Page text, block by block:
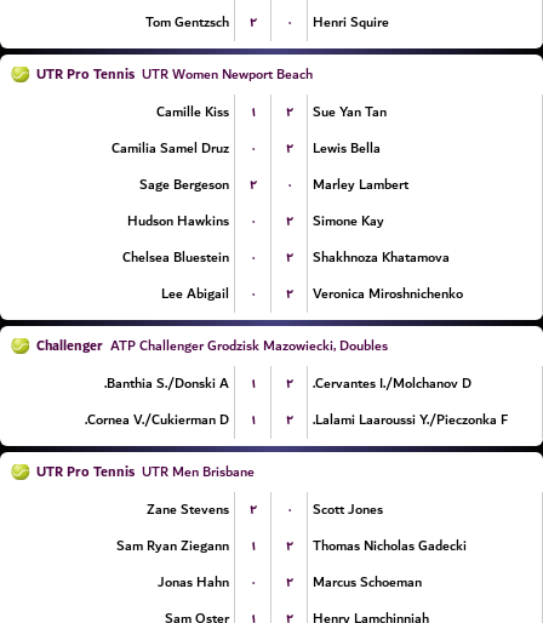
Tom Gentzsch
۲ ۰ Henri Squire
UTR Pro Tennis UTR Women Newport Beach
Camille Kiss
۱ ۲
Sue Yan Tan
Camilia Samel Druz
۰ ۲
Lewis Bella
Sage Bergeson
۲ ۰
Marley Lambert
Hudson Hawkins
۰ ۲
Simone Kay
Chelsea Bluestein
۰ ۲
Shakhnoza Khatamova
Lee Abigail
۰ ۲ Veronica Miroshnichenko
Challenger ATP Challenger Grodzisk Mazowiecki, Doubles
Banthia S./Donski A.
۱ ۲
Cervantes I./Molchanov D.
Cornea V./Cukierman D.
۱ ۲ Lalami Laaroussi Y./Pieczonka F.
UTR Pro Tennis UTR Men Brisbane
Zane Stevens
۲ ۰
Scott Jones
Sam Ryan Ziegann
۱ ۲
Thomas Nicholas Gadecki
Jonas Hahn
۰ ۲
Marcus Schoeman